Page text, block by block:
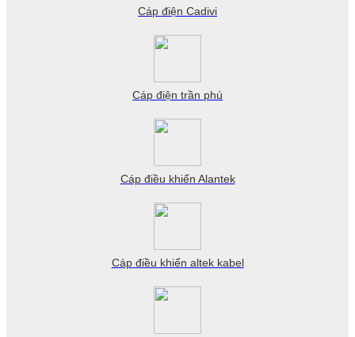
Cáp điện Cadivi
Cáp điện trần phú
Cáp điều khiển Alantek
Cáp điều khiển altek kabel